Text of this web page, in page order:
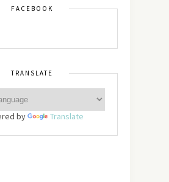
FACEBOOK
TRANSLATE
by Translate